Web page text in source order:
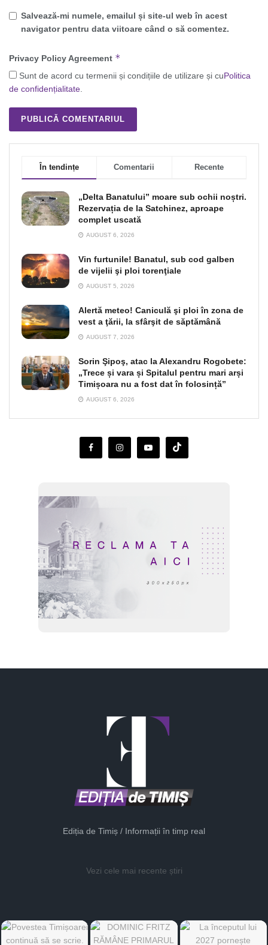
Salvează-mi numele, emailul și site-ul web în acest
navigator pentru data viitoare când o să comentez.
Privacy Policy Agreement *
Sunt de acord cu termenii și condițiile de utilizare și cuPolitica
de confidențialitate
În tendințe Comentarii Recente
„Delta Banatului” moare sub ochii noștri.
Rezervația de la Satchinez, aproape
complet uscată
AUGUST 6, 2026
Vin furtunile! Banatul, sub cod galben
de vijelii şi ploi torenţiale
AUGUST 5, 2026
Alertă meteo! Caniculă şi ploi în zona de
vest a ţării, la sfârşit de săptămână
AUGUST 7, 2026
Sorin Şipoş, atac la Alexandru Rogobete:
„Trece și vara și Spitalul pentru mari arși
Timișoara nu a fost dat în folosință”
AUGUST 6, 2026
Ediția de Timiș / Informații în timp real
Vezi cele mai recente știri